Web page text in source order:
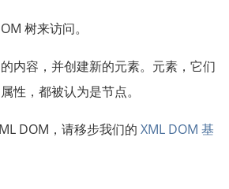
树来访问。
内容，并创建新的元素。元素，它们
性，都被认为是节点。
DOM，请移步我们的 XML DOM 基